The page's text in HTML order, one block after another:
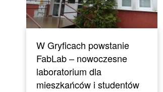
W Gryficach powstanie
FabLab – nowoczesne
laboratorium dla
mieszkańców i studentów